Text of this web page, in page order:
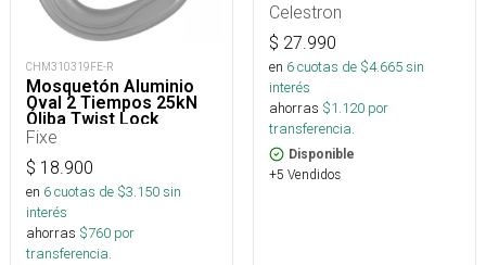
CHM310319FE-R
Mosquetón Aluminio
Oval 2 Tiempos 25kN
Óliba Twist Lock
Fixe
$ 18.900
en 6cuotas de $3.150sin
interés
ahorras $760 por
transferencia.
Celestron
$ 27.990
en 6cuotas de $4.665sin
interés
ahorras $1.120 por
transferencia.
Disponible
+5 Vendidos